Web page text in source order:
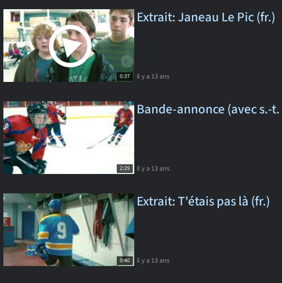
0:37
Extrait: Janeau Le Pic (fr.)
il y a 13 ans
2:29
Bande-annonce (avec s.-
il y a 13 ans
0:40
Extrait: T'étais pas là (fr.)
il y a 13 ans